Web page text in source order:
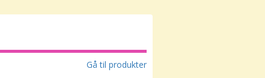
Gå til produkter